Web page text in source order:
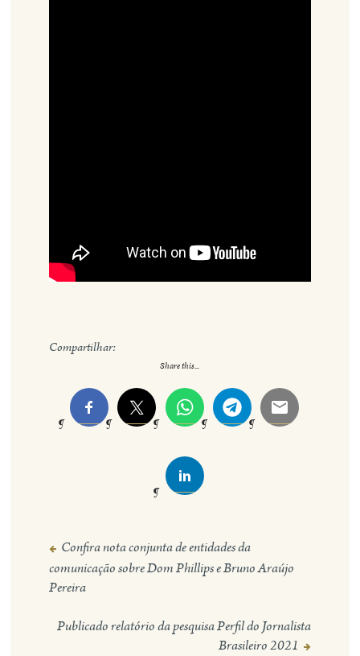
Compartilhar:
Share this...
Navegação
de
Post
Confira nota conjunta de entidades da
comunicação sobre Dom Phillips e Bruno Araújo
Pereira
Publicado relatório da pesquisa Perfil do Jornalista
Brasileiro 2021